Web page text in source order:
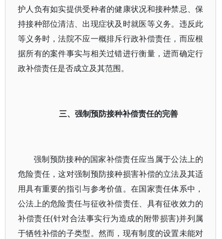
护人负有如实提供受种者的健康状况和接种禁忌、保
持接种部位清洁、出现症状及时就医等义务。违反此
等义务时，法院不应一概排斥行政补偿责任，而应根
据所有的案件事实与相关过错进行衡量，进而确定行
政补偿责任是否成立及其范围。
三、强制预防接种补偿责任的完善
强制预防接种的国家补偿责任应当属于公法上的
危险责任，这对强制预防接种损害补偿的立法及其适
用具有重要的指引与参考价值。在国家责任体系中，
公法上的危险责任与征收补偿责任、具有征收效力的
补偿责任(针对合法事实行为造成的附带损害)并列属
于牺牲补偿的子类型。然而，现有制度的设置未能对